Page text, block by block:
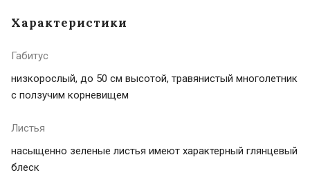
Характеристики
Габитус
низкорослый, до 50 см высотой, травянистый многолетник
с ползучим корневищем
Листья
насыщенно зеленые листья имеют характерный глянцевый
блеск